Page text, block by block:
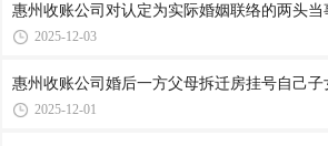
惠州收账公司​对认定为实际婚姻联络的两头当
2025-12-03
惠州收账公司​婚后一方父母拆迁房挂号自己子
2025-12-01